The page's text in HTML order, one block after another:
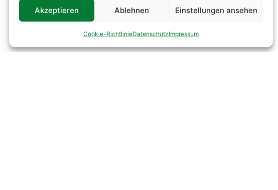
Akzeptieren Ablehnen Einstellungen ansehen
Cookie-RichtlinieDatenschutzImpressum